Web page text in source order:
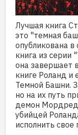
Лучшая книга
это "темная
опубликована
книга из серии
она завершает
книге Роланд и
Темной Башни.
но на их путь
демон
убийцей
исполнить свое